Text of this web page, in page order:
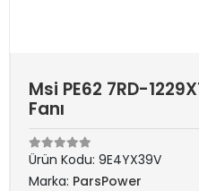
Msi PE62 7RD-
Fanı
Ürün Kodu: 9E4YX39V
Marka: ParsPower